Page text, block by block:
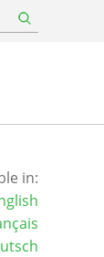
in: